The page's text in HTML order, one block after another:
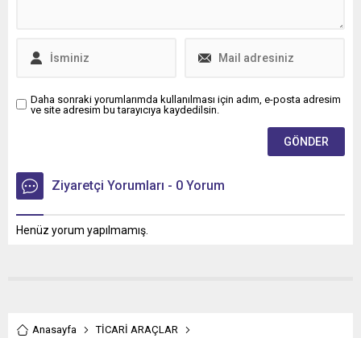
Daha sonraki yorumlarımda kullanılması için adım, e-posta adresim
ve site adresim bu tarayıcıya kaydedilsin.
Ziyaretçi Yorumları - 0 Yorum
Henüz yorum yapılmamış.
Anasayfa
TİCARİ ARAÇLAR